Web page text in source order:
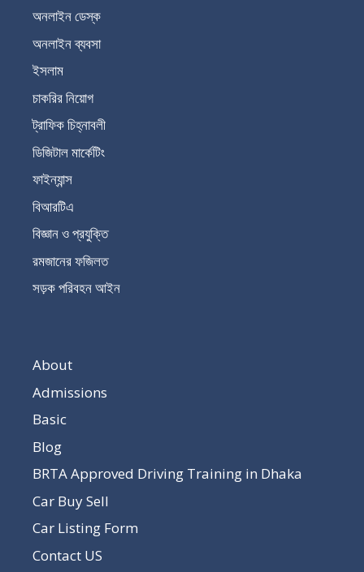
অনলাইন ডেস্ক
অনলাইন ব্যবসা
ইসলাম
চাকরির নিয়োগ
ট্রাফিক চিহ্নাবলী
ডিজিটাল মার্কেটিং
ফাইন্যান্স
বিআরটিএ
বিজ্ঞান ও প্রযুক্তি
রমজানের ফজিলত
সড়ক পরিবহন আইন
About
Admissions
Basic
Blog
BRTA Approved Driving Training in Dhaka
Car Buy Sell
Car Listing Form
Contact US